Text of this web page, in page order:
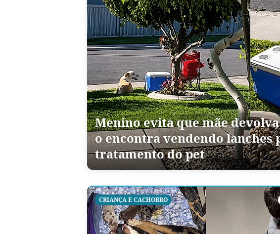
Menino evita que mãe
o encontra vendendo lanches
tratamento do pet
CRIANÇA E CACHORRO